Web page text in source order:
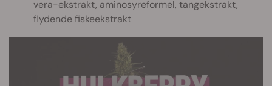
vera-ekstrakt, aminosyreformel, tangekstrakt,
flydende fiskeekstrakt